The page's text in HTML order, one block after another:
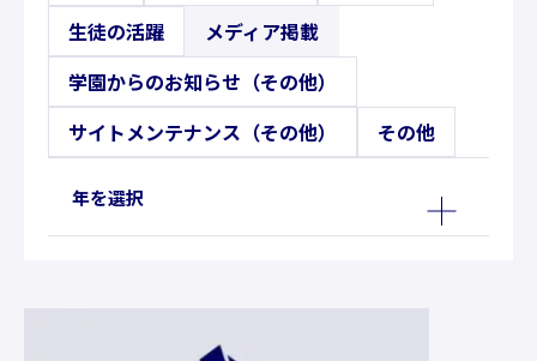
生徒の活躍
メディア掲載
学園からのお知らせ（その他）
サイトメンテナンス（その他）
その他
年を選択